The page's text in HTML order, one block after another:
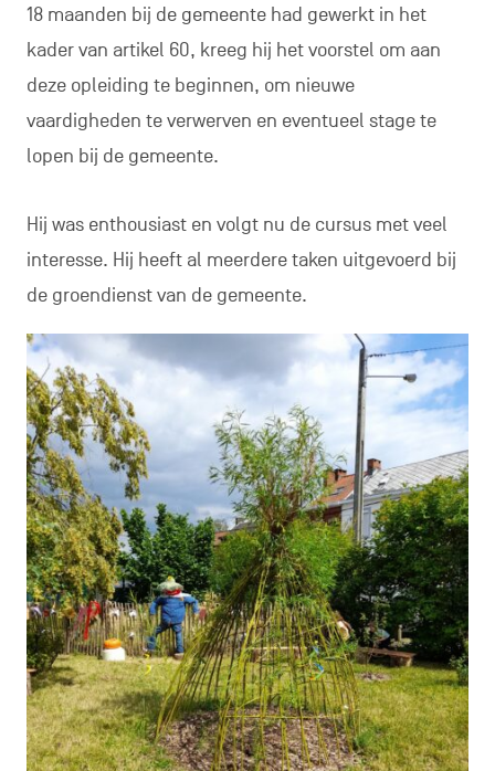
18 maanden bij de gemeente had gewerkt in het
kader van artikel 60, kreeg hij het voorstel om aan
deze opleiding te beginnen, om nieuwe
vaardigheden te verwerven en eventueel stage te
lopen bij de gemeente.
Hij was enthousiast en volgt nu de cursus met veel
interesse. Hij heeft al meerdere taken uitgevoerd bij
de groendienst van de gemeente.